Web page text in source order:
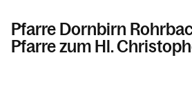
Pfarre Dornbirn
Pfarre zum Hl.